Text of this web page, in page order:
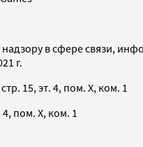
в сфере связи,
г.
15, эт. 4, пом. X, ком. 1
пом. X, ком. 1